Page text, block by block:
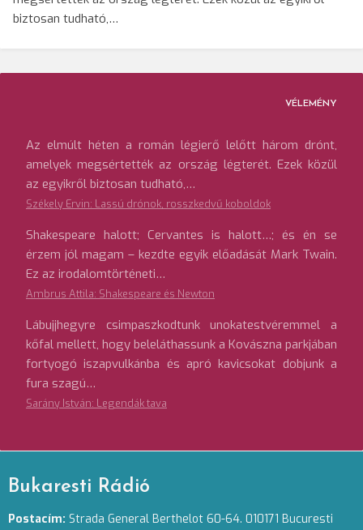
biztosan tudható,…
VÉLEMÉNY
Az elmúlt héten a román légierő lelőtt három drónt,
amelyek megsértették az ország légterét. Ezek közül
az egyikről biztosan tudható,…
Székely Ervin: Lassú drónok, rosszkedvű koboldok
Shakespeare halott; Cervantes is halott…; és én se
érzem jól magam – kezdte egyik előadását Mark Twain.
Ez az irodalomtörténeti…
Ambrus Attila: Shakespeare és Newton
Lábujjhegyre csimpaszkodtunk unokatestvéremmel a
kőfal mellett, hogy beleláthassunk a Kovászna parkjában
fortyogó iszapvulkánba és apró kavicsokat dobjunk a
fura szagú…
Sarány István: Legendák tava
Bukaresti Rádió
Postacím: Strada General Berthelot 60-64. 010171 Bucuresti